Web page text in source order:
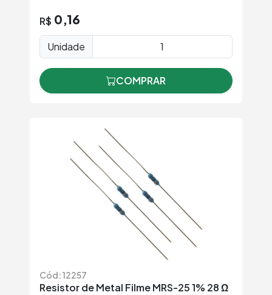
R$ 0,16
Unidade
COMPRAR
Cód: 12257
Resistor de Metal Filme MRS-25 1% 28 Ω